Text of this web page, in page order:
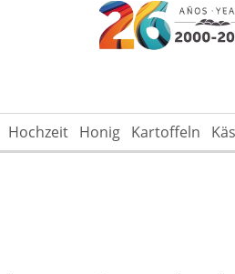
Hochzeit Honig Kartoffeln